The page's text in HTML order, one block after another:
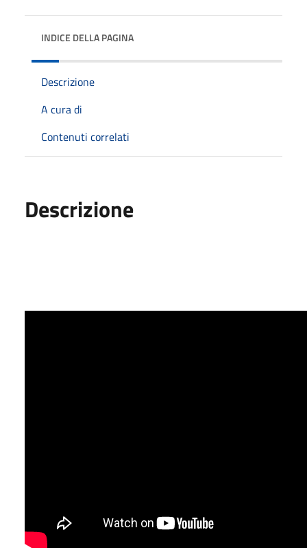
INDICE DELLA PAGINA
Descrizione
A cura di
Contenuti correlati
Descrizione